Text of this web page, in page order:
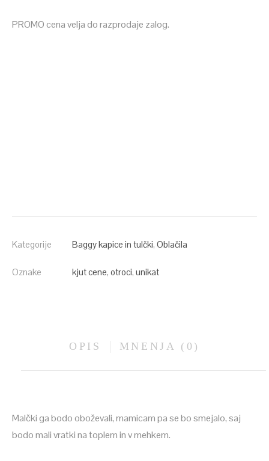
PROMO cena velja do razprodaje zalog.
Kategorije Baggy kapice in tulčki, Oblačila
Oznake kjut cene, otroci, unikat
OPIS MNENJA (0)
Malčki ga bodo oboževali, mamicam pa se bo smejalo, saj
bodo mali vratki na toplem in v mehkem.